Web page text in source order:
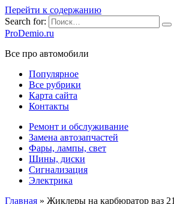
Перейти к содержанию
Search for:
ProDemio.ru
Все про автомобили
Популярное
Все рубрики
Карта сайта
Контакты
Ремонт и обслуживание
Замена автозапчастей
Фары, лампы, свет
Шины, диски
Сигнализация
Электрика
Главная » Жиклеры на карбюратор ваз